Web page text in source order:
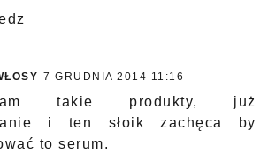
7 GRUDNIA 2014 11:16
takie produkty, już
i ten słoik zachęca by
to serum.